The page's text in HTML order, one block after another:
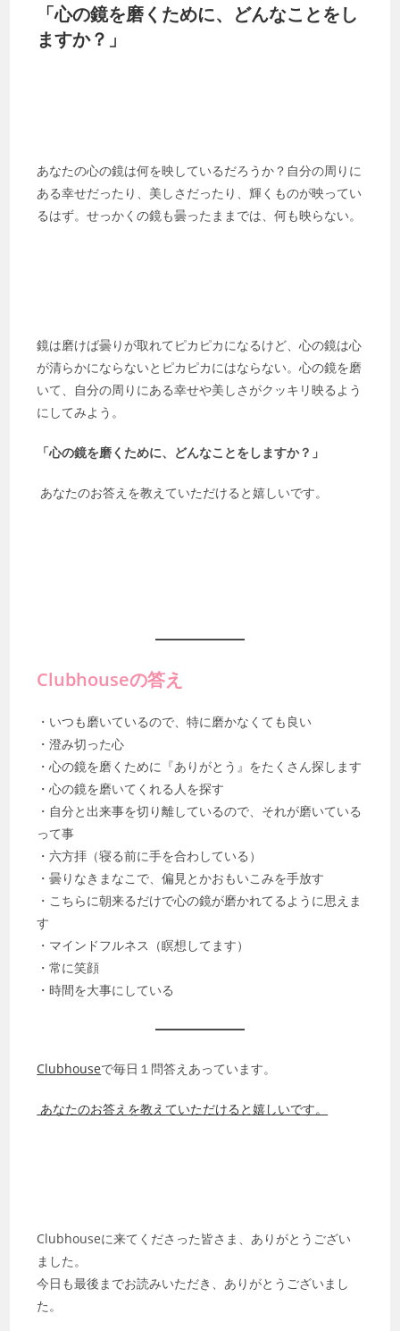
「心の鏡を磨くために、どんなことをし
ますか？」
あなたの心の鏡は何を映しているだろうか？自分の周りに
ある幸せだったり、美しさだったり、輝くものが映ってい
るはず。せっかくの鏡も曇ったままでは、何も映らない。
鏡は磨けば曇りが取れてピカピカになるけど、心の鏡は心
が清らかにならないとピカピカにはならない。心の鏡を磨
いて、自分の周りにある幸せや美しさがクッキリ映るよう
にしてみよう。
「心の鏡を磨くために、どんなことをしますか？」
あなたのお答えを教えていただけると嬉しいです。
Clubhouseの答え
・いつも磨いているので、特に磨かなくても良い
・澄み切った心
・心の鏡を磨くために『ありがとう』をたくさん探します
・心の鏡を磨いてくれる人を探す
・自分と出来事を切り離しているので、それが磨いている
って事
・六方拝（寝る前に手を合わしている）
・曇りなきまなこで、偏見とかおもいこみを手放す
・こちらに朝来るだけで心の鏡が磨かれてるように思えま
す
・マインドフルネス（瞑想してます）
・常に笑顔
・時間を大事にしている
Clubhouseで毎日１問答えあっています。
あなたのお答えを教えていただけると嬉しいです。
Clubhouseに来てくださった皆さま、ありがとうござい
ました。
今日も最後までお読みいただき、ありがとうございまし
た。